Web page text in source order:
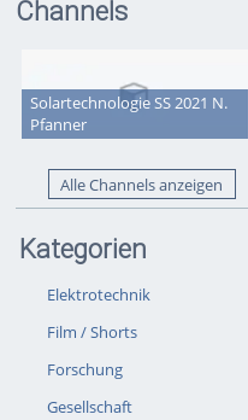
Channels
Solartechnologie SS 2021 N.
Pfanner
Alle Channels anzeigen
Kategorien
Elektrotechnik
Film / Shorts
Forschung
Gesellschaft